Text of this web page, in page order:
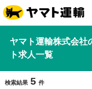
ヤマト運輸株式会社
ト求人一覧
検索結果 5 件